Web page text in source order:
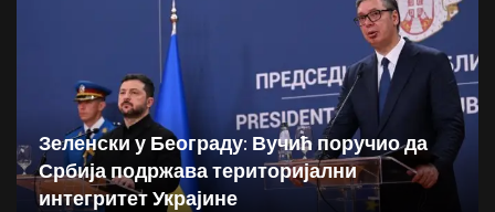
Зеленски у Београду: Вучић поручио да
Србија подржава територијални
интегритет Украјине